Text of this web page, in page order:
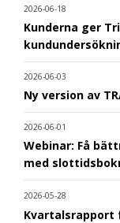
2026-06-18
Kunderna ger
2026-06-03
Ny version av
2026-06-01
Webinar: Få
med
2026-05-28
Kvartalsrapport